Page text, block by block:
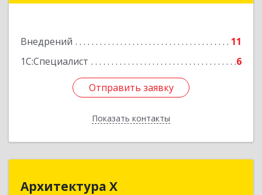
Внедрений
11
1С:Специалист
6
Отправить заявку
Показать контакты
Отправить заявку
Назад
Архитектура Х